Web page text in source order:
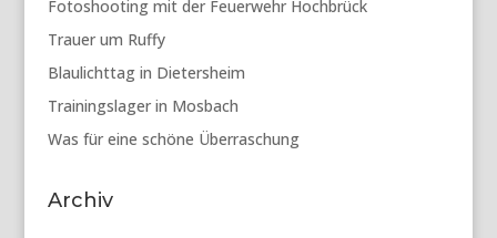
Fotoshooting mit der Feuerwehr Hochbrück
Trauer um Ruffy
Blaulichttag in Dietersheim
Trainingslager in Mosbach
Was für eine schöne Überraschung
Archiv